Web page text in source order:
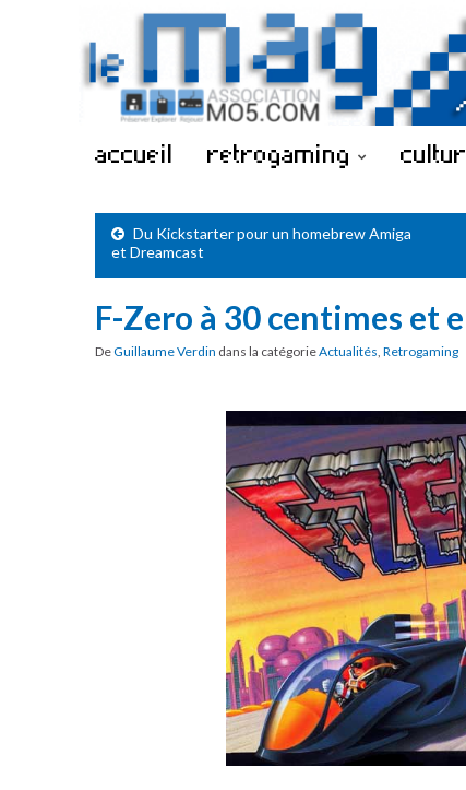
accueil retrogaming
Du Kickstarter pour un homebrew Amiga
et Dreamcast
F-Zero à 30 centimes et
DeGuillaume Verdin dans la catégorieActualités, Retrogaming